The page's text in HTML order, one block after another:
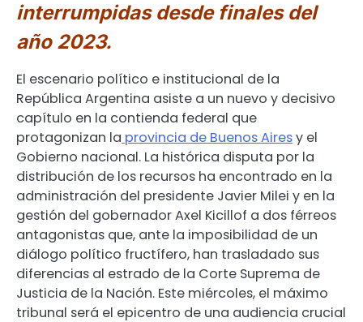
interrumpidas desde finales del
año 2023.
El escenario político e institucional de la
República Argentina asiste a un nuevo y decisivo
capítulo en la contienda federal que
protagonizan la provincia de Buenos Airesy el
Gobierno nacional. La histórica disputa por la
distribución de los recursos ha encontrado en la
administración del presidente Javier Milei y en la
gestión del gobernador Axel Kicillof a dos férreos
antagonistas que, ante la imposibilidad de un
diálogo político fructífero, han trasladado sus
diferencias al estrado de la Corte Suprema de
Justicia de la Nación. Este miércoles, el máximo
tribunal será el epicentro de una audiencia crucial